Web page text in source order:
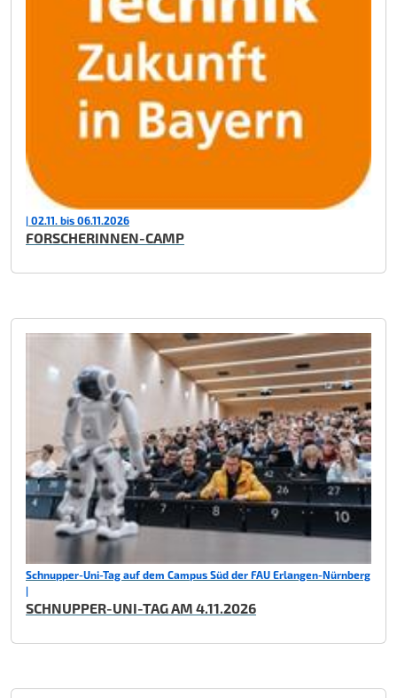
| 02.11. bis 06.11.2026
FORSCHERINNEN-CAMP
Schnupper-Uni-Tag auf dem Campus Süd der FAU Erlangen-Nürnberg
|
SCHNUPPER-UNI-TAG AM 4.11.2026